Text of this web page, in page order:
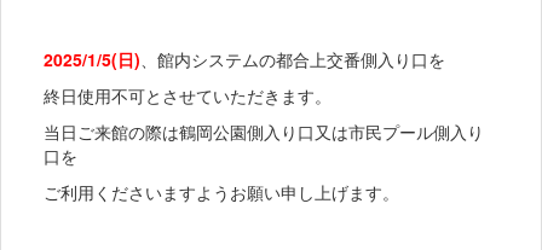
2025/1/5(日) 、館内システムの都合上交番側入り口を
終日使用不可とさせていただきます。
当日ご来館の際は鶴岡公園側入り口又は市民プール側入り
口を
ご利用くださいますようお願い申し上げます。